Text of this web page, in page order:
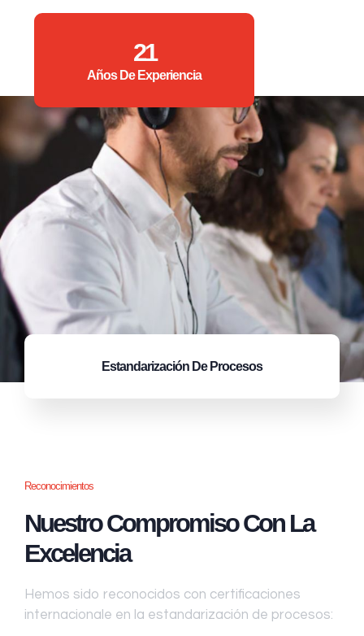
21
Años De Experiencia
Estandarización De Procesos
Reconocimientos
Nuestro Compromiso Con La
Excelencia
Hemos sido reconocidos con certificaciones
internacionale en la estandarización de procesos: